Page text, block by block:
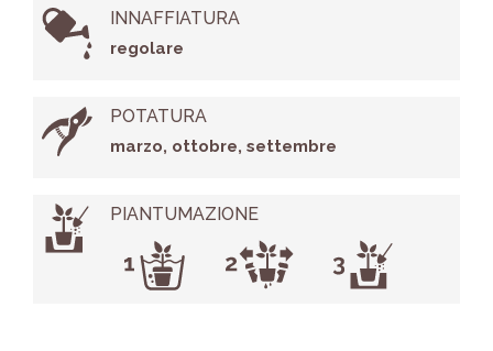
INNAFFIATURA
regolare
POTATURA
marzo, ottobre, settembre
PIANTUMAZIONE